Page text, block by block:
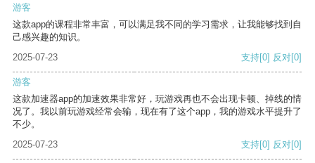
游客
这款app的课程非常丰富，可以满足我不同的学习需求，让我能够找到自
己感兴趣的知识。
2025-07-23
支持[0] 反对[0]
游客
这款加速器app的加速效果非常好，玩游戏再也不会出现卡顿、掉线的情
况了。我以前玩游戏经常会输，现在有了这个app，我的游戏水平提升了
不少。
2025-07-23
支持[0] 反对[0]